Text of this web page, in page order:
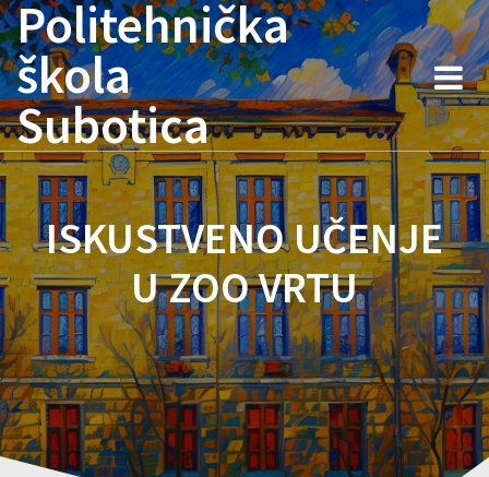
Skip
to
content
Politehnička
škola
Subotica
ISKUSTVENO UČENJE
U ZOO VRTU